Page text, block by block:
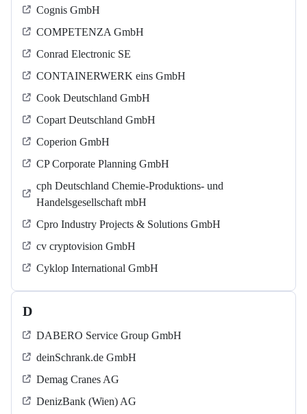
Cognis GmbH
COMPETENZA GmbH
Conrad Electronic SE
CONTAINERWERK eins GmbH
Cook Deutschland GmbH
Copart Deutschland GmbH
Coperion GmbH
CP Corporate Planning GmbH
cph Deutschland Chemie-Produktions- und
Handelsgesellschaft mbH
Cpro Industry Projects & Solutions GmbH
cv cryptovision GmbH
Cyklop International GmbH
D
DABERO Service Group GmbH
deinSchrank.de GmbH
Demag Cranes AG
DenizBank (Wien) AG